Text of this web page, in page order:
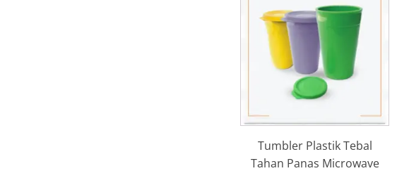
Tumbler Plastik Tebal
Tahan Panas Microwave